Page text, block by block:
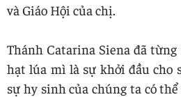
và Giáo Hội của chị.
Thánh Catarina Siena đã
hạt lúa mì là sự khởi đầu cho
sự hy sinh của chúng ta có